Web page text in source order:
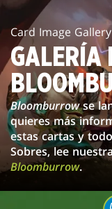
DE
Card Image
GALERÍA
Bloomburrowse
quieres más
estas cartas y
Sobres, lee
Bloomburrow.